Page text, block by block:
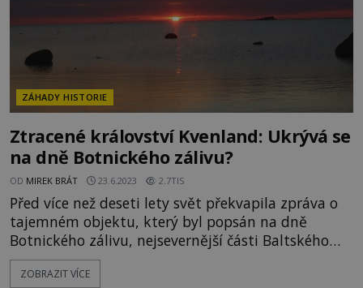
ZÁHADY HISTORIE
Ztracené království Kvenland: Ukrývá se
na dně Botnického zálivu?
OD MIREK BRÁT 23.6.2023 2.7TIS
Před více než deseti lety svět překvapila zpráva o
tajemném objektu, který byl popsán na dně
Botnického zálivu, nejsevernější části Baltského
moře. Okamžitě se vyrojily spekulace, že se jedná o
havarované UFO. Mohl však tajemný sonarový
ZOBRAZIT VÍCE